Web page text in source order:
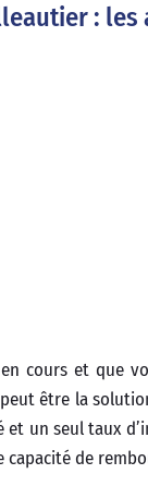
:
cours et que
être la
et un seul taux
de